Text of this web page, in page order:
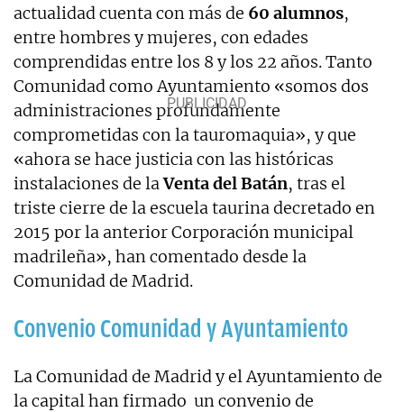
actualidad cuenta con más de 60 alumnos,
entre hombres y mujeres, con edades
comprendidas entre los 8 y los 22 años. Tanto
Comunidad como Ayuntamiento «somos dos
administraciones profundamente
comprometidas con la tauromaquia», y que
«ahora se hace justicia con las históricas
instalaciones de laVenta del Batán, tras el
triste cierre de la escuela taurina decretado en
2015 por la anterior Corporación municipal
madrileña», han comentado desde la
Comunidad de Madrid.
Convenio Comunidad y Ayuntamiento
La Comunidad de Madrid y el Ayuntamiento de
la capital han firmado un convenio de